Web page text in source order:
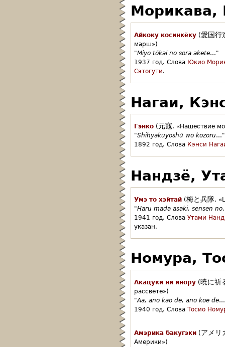
Морикава,
Айкоку косинкёку (愛国行
марш»)
"Miyo tōkai no sora akete…"
1937 год. Слова Юкио
Сэтогути.
Нагаи,
Гэнко ( 元寇, «Нашествие
"Shihyakuyoshū wo kozoru…"
1892 год. Слова Кэнси
Нандзё,
Умэ то хэйтай (梅と兵隊,
"Haru mada asaki, sensen no
1941 год. Слова Утами
указан.
Номура,
Акацуки ни инору (暁に祈
рассвете»)
"Aa, ano kao de, ano koe de
1940 год. Слова Тосио
Амэрика бакугэки (アメリ
Америки»)